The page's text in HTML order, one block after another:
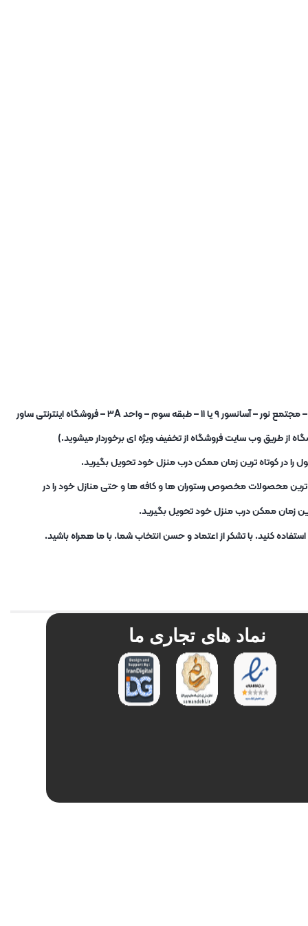
شما برای خرید حضوری نیز میتوانید به فروشگاه در آدرس : تهران – میدان شوش – خیابان صابونیان – خیابان کاخ جوانان – مجتمع نور – آسانسور ۹ یا ۱۱ – طبقه سوم – واحد ۳A – فروشگاه اینترنتی ساور
از طریق وب سایت فروشگاه از تخفیف ویژه ای برخوردار میشوید.)
را در کوتاه ترین زمان ممکن درب منزل خود تحویل بگیرید.
ترین محصولات مخصوص رستوران ها و کافه ها و حتی منازل خود را در
زمان ممکن درب منزل خود تحویل بگیرید.
کنید. با تشکر از اعتماد و حسن انتخاب شما. با ما همراه باشید.
نماد های تجاری ما